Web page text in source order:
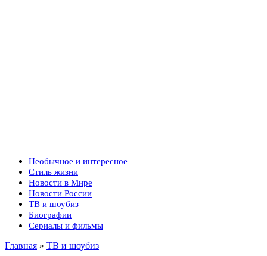
Необычное и интересное
Стиль жизни
Новости в Мире
Новости России
ТВ и шоубиз
Биографии
Сериалы и фильмы
Главная » ТВ и шоубиз